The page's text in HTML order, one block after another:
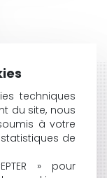
DE
PUBLIÉE
techniques
du site, nous
à votre
de
» pour